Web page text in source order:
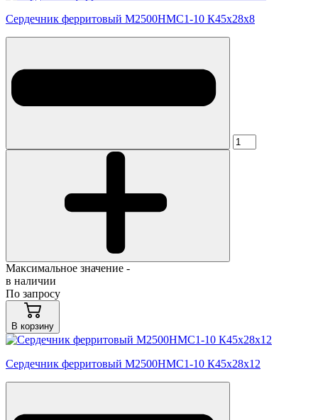
Сердечник ферритовый М2500НМС1-10 К45х28х8
Максимальное значение -
в наличии
По запросу
В корзину
Сердечник ферритовый М2500НМС1-10 К45х28х12